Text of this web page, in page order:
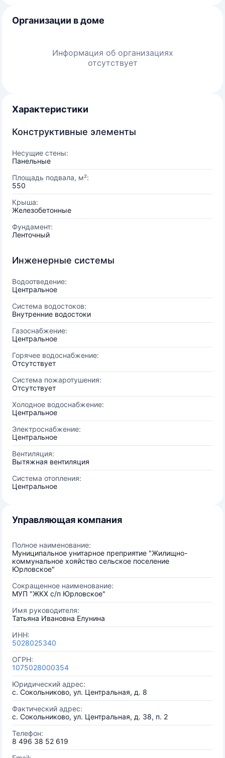
Организации в доме
Информация об организациях
отсутствует
Характеристики
Конструктивные элементы
Несущие стены:
Панельные
Площадь подвала, м²:
550
Крыша:
Железобетонные
Фундамент:
Ленточный
Инженерные системы
Водоотведение:
Центральное
Система водостоков:
Внутренние водостоки
Газоснабжение:
Центральное
Горячее водоснабжение:
Отсутствует
Система пожаротушения:
Отсутствует
Холодное водоснабжение:
Центральное
Электроснабжение:
Центральное
Вентиляция:
Вытяжная вентиляция
Система отопления:
Центральное
Управляющая компания
Полное наименование:
Муниципальное унитарное преприятие "Жилищно-
коммунальное хояйство сельское поселение
Юрловское"
Сокращенное наименование:
МУП "ЖКХ с/п Юрловское"
Имя руководителя:
Татьяна Ивановна Елунина
ИНН:
5028025340
ОГРН:
1075028000354
Юридический адрес:
с. Сокольниково, ул. Центральная, д. 8
Фактический адрес:
с. Сокольниково, ул. Центральная, д. 38, п. 2
Телефон:
8 496 38 52 619